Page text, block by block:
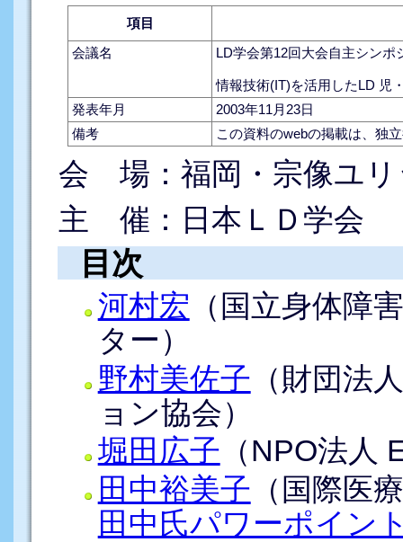
項目
会議名
LD学会第12回大会自主シンポ
情報技術(IT)を活用したLD 児
発表年月
2003年11月23日
備考
この資料のwebの掲載は、独
会 場：福岡・宗像ユリ
主 催：日本ＬＤ学会
目次
河村宏 （国立身体障
ター）
野村美佐子 （財団法
ョン協会）
堀田広子 （NPO法人
田中裕美子 （国際医
田中氏パワーポイン